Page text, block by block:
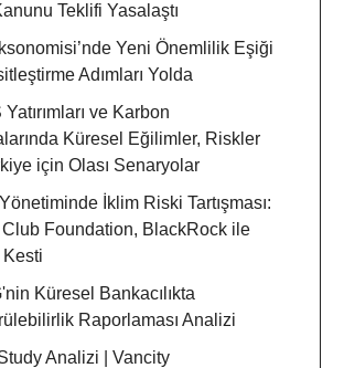
Teklifi Yasalaştı
Yeni Önemlilik Eşiği
Adımları Yolda
ve Karbon
Küresel Eğilimler, Riskler
için Olası Senaryolar
İklim Riski Tartışması:
Foundation, BlackRock ile
Kesti
Küresel Bankacılıkta
Raporlaması Analizi
Analizi | Vancity